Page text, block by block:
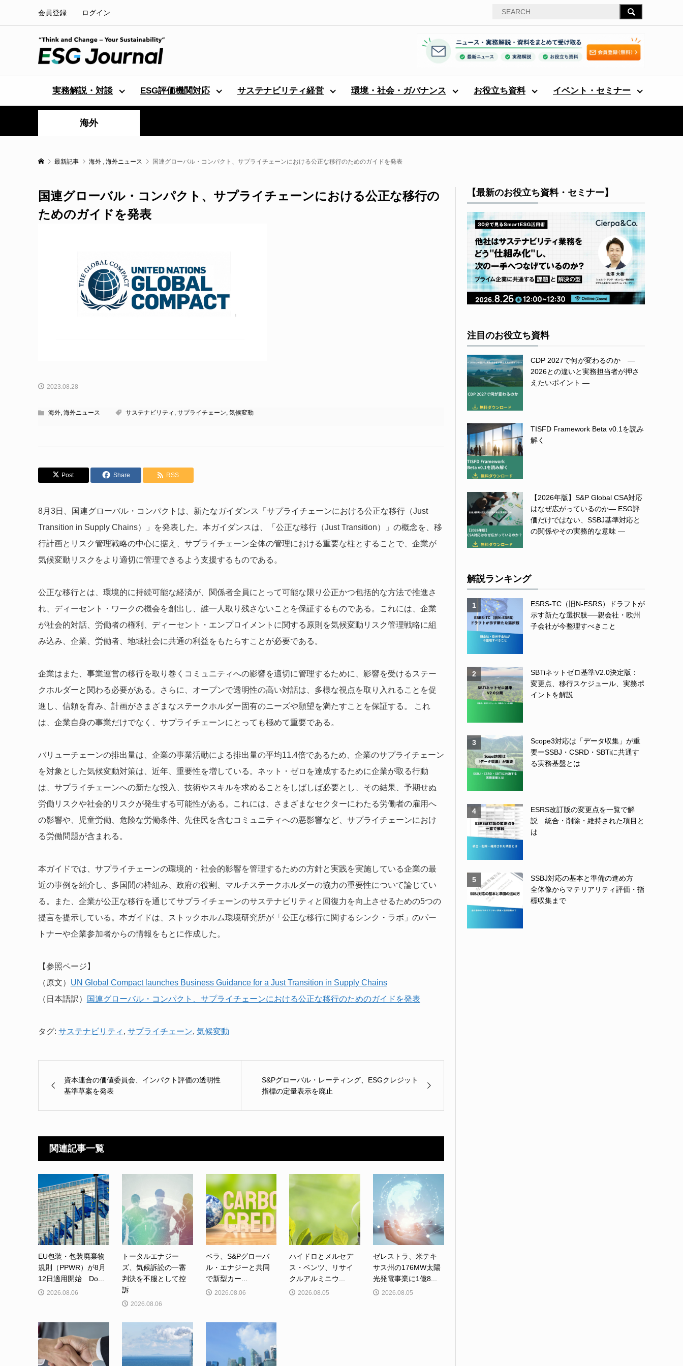
会員登録 ログイン
実務解説・対談 ESG評価機関対応 サステナビリティ経営 環境・社会・ガバナンス お役立ち資料 イベント・セミナー
海外
最新記事 海外 , 海外ニュース 国連グローバル・コンパクト、サプライチェーンにおける公正な移行のためのガイドを発表
国連グローバル・コンパクト、サプライチェーンにおける公正な移行の
ためのガイドを発表
2023.08.28
海外, 海外ニュース サステナビリティ , サプライチェーン, 気候変動
Post Share RSS
8月3日、国連グローバル・コンパクトは、新たなガイダンス「サプライチェーンにおける公正な移行（Just
Transition in Supply Chains）」を発表した。本ガイダンスは、「公正な移行（Just Transition）」の概念を、移
行計画とリスク管理戦略の中心に据え、サプライチェーン全体の管理における重要な柱とすることで、企業が
気候変動リスクをより適切に管理できるよう支援するものである。
公正な移行とは、環境的に持続可能な経済が、関係者全員にとって可能な限り公正かつ包括的な方法で推進さ
れ、ディーセント・ワークの機会を創出し、誰一人取り残さないことを保証するものである。これには、企業
が社会的対話、労働者の権利、ディーセント・エンプロイメントに関する原則を気候変動リスク管理戦略に組
み込み、企業、労働者、地域社会に共通の利益をもたらすことが必要である。
企業はまた、事業運営の移行を取り巻くコミュニティへの影響を適切に管理するために、影響を受けるステー
クホルダーと関わる必要がある。さらに、オープンで透明性の高い対話は、多様な視点を取り入れることを促
進し、信頼を育み、計画がさまざまなステークホルダー固有のニーズや願望を満たすことを保証する。 これ
は、企業自身の事業だけでなく、サプライチェーンにとっても極めて重要である。
バリューチェーンの排出量は、企業の事業活動による排出量の平均11.4倍であるため、企業のサプライチェーン
を対象とした気候変動対策は、近年、重要性を増している。ネット・ゼロを達成するために企業が取る行動
は、サプライチェーンへの新たな投入、技術やスキルを求めることをしばしば必要とし、その結果、予期せぬ
労働リスクや社会的リスクが発生する可能性がある。これには、さまざまなセクターにわたる労働者の雇用へ
の影響や、児童労働、危険な労働条件、先住民を含むコミュニティへの悪影響など、サプライチェーンにおけ
る労働問題が含まれる。
本ガイドでは、サプライチェーンの環境的・社会的影響を管理するための方針と実践を実施している企業の最
近の事例を紹介し、多国間の枠組み、政府の役割、マルチステークホルダーの協力の重要性について論じてい
る。また、企業が公正な移行を通じてサプライチェーンのサステナビリティと回復力を向上させるための5つの
提言を提示している。本ガイドは、ストックホルム環境研究所が「公正な移行に関するシンク・ラボ」のパー
トナーや企業参加者からの情報をもとに作成した。
【参照ページ】
（原文） UN Global Compact launches Business Guidance for a Just Transition in Supply Chains
（日本語訳）
国連グローバル・コンパクト、サプライチェーンにおける公正な移行のためのガイドを発表
タグ: サステナビリティ , サプライチェーン, 気候変動
資本連合の価値委員会、インパクト評価の透明性
基準草案を発表
S&Pグローバル・レーティング、ESGクレジット
指標の定量表示を廃止
関連記事一覧
EU包装・包装廃棄物
規則（PPWR）が8月
12日適用開始 Do...
2026.08.06
トータルエナジー
ズ、気候訴訟の一審
判決を不服として控
訴
2026.08.06
ベラ、S&Pグローバ
ル・エナジーと共同
で新型カー...
2026.08.06
ハイドロとメルセデ
ス・ベンツ、リサイ
クルアルミニウ...
2026.08.05
ゼレストラ、米テキ
サス州の176MW太陽
光発電事業に1億8...
2026.08.05
【最新のお役立ち資料・セミナー】
注目のお役立ち資料
CDP 2027で何が変わるのか ―
2026との違いと実務担当者が押さ
えたいポイント ―
TISFD Framework Beta v0.1を読み
解く
【2026年版】S&P Global CSA対応
はなぜ広がっているのか― ESG評
価だけではない、SSBJ基準対応と
の関係やその実務的な意味 ―
解説ランキング
1
ESRS-TC（旧N-ESRS）ドラフトが
示す新たな選択肢──親会社・欧州
子会社が今整理すべきこと
2
SBTiネットゼロ基準V2.0決定版：
変更点、移行スケジュール、実務ポ
イントを解説
3
Scope3対応は「データ収集」が重
要ーSSBJ・CSRD・SBTiに共通す
る実務基盤とは
4
ESRS改訂版の変更点を一覧で解
説 統合・削除・維持された項目と
は
5
SSBJ対応の基本と準備の進め方
全体像からマテリアリティ評価・指
標収集まで